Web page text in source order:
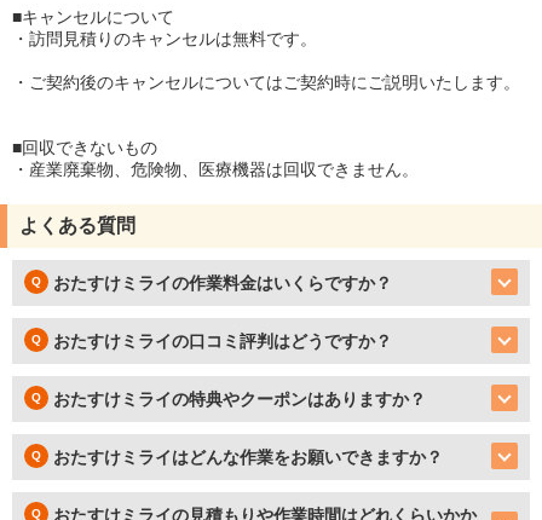
■キャンセルについて
・訪問見積りのキャンセルは無料です。
・ご契約後のキャンセルについてはご契約時にご説明いたします。
■回収できないもの
・産業廃棄物、危険物、医療機器は回収できません。
よくある質問
おたすけミライの作業料金はいくらですか？
おたすけミライの口コミ評判はどうですか？
おたすけミライの特典やクーポンはありますか？
おたすけミライはどんな作業をお願いできますか？
おたすけミライの見積もりや作業時間はどれくらいかか